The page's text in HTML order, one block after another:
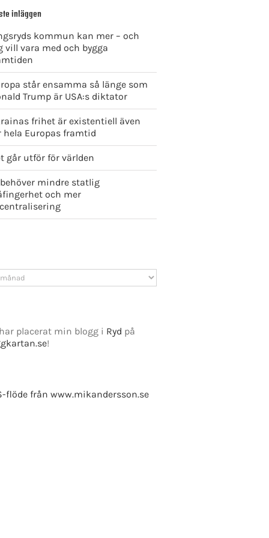
inläggen
kommun kan mer – och
vill vara med och bygga
står ensamma så länge som
Trump är USA:s diktator
frihet är existentiell även
hela Europas framtid
går utför för världen
mindre statlig
och mer
placerat min blogg i Ryd på
!
flöde från www.mikandersson.se